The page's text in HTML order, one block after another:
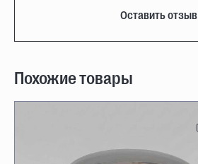
Оставить отзыв
Похожие товары